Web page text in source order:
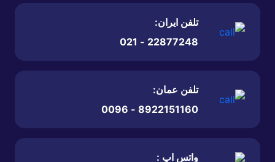
تلفن ایران:
22877248 - 021
تلفن عمان:
8922151160 - 0096
واتس اپ :